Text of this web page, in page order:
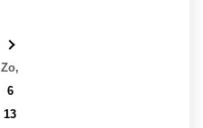
Zo,
6
13